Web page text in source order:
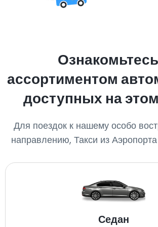
ассортиментом
доступных на
Для поездок к нашему особо
направлению, Такси из
Седан